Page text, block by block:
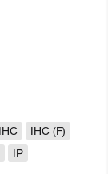
IHC
IHC (F)
IP